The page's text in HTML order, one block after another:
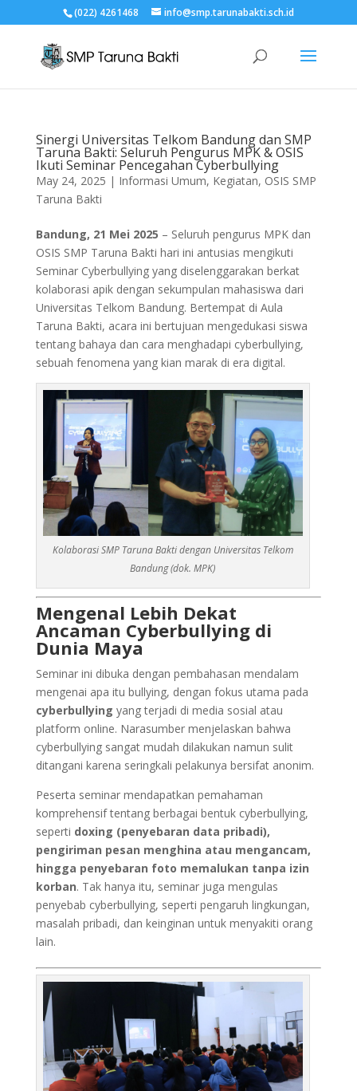
(022) 4261468 info@smp.tarunabakti.sch.id
Sinergi Universitas Telkom Bandung dan SMP
Taruna Bakti: Seluruh Pengurus MPK & OSIS
Ikuti Seminar Pencegahan Cyberbullying
May 24, 2025 | Informasi Umum, Kegiatan, OSIS SMP
Taruna Bakti
Bandung, 21 Mei 2025 – Seluruh pengurus MPK dan
OSIS SMP Taruna Bakti hari ini antusias mengikuti
Seminar Cyberbullying yang diselenggarakan berkat
kolaborasi apik dengan sekumpulan mahasiswa dari
Universitas Telkom Bandung. Bertempat di Aula
Taruna Bakti, acara ini bertujuan mengedukasi siswa
tentang bahaya dan cara menghadapi cyberbullying,
sebuah fenomena yang kian marak di era digital.
Kolaborasi SMP Taruna Bakti dengan Universitas Telkom
Bandung (dok. MPK)
Mengenal Lebih Dekat
Ancaman Cyberbullying di
Dunia Maya
Seminar ini dibuka dengan pembahasan mendalam
mengenai apa itu bullying, dengan fokus utama pada
cyberbullying yang terjadi di media sosial atau
platform online. Narasumber menjelaskan bahwa
cyberbullying sangat mudah dilakukan namun sulit
ditangani karena seringkali pelakunya bersifat anonim.
Peserta seminar mendapatkan pemahaman
komprehensif tentang berbagai bentuk cyberbullying,
seperti doxing (penyebaran data pribadi),
pengiriman pesan menghina atau mengancam,
hingga penyebaran foto memalukan tanpa izin
korban. Tak hanya itu, seminar juga mengulas
penyebab cyberbullying, seperti pengaruh lingkungan,
masalah pribadi, dan keinginan untuk menyakiti orang
lain.